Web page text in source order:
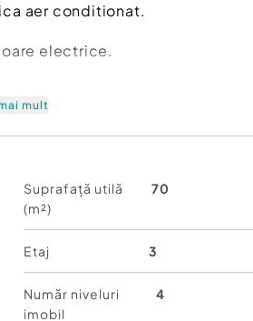
aer conditionat.
electrice.
mult
Suprafață utilă
(m²)
70
Etaj 3
Număr niveluri
imobil
4